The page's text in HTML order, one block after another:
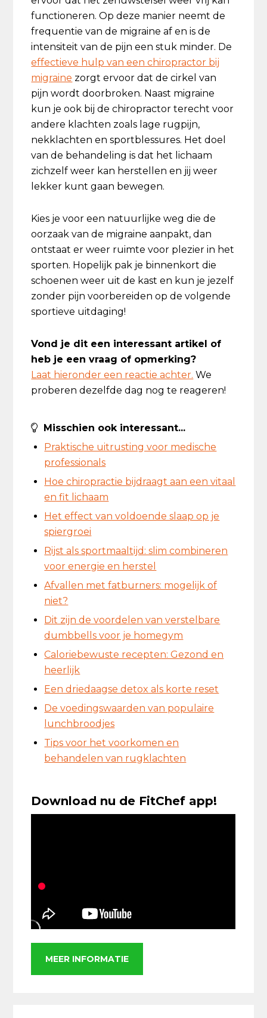
functioneren. Op deze manier neemt de
frequentie van de migraine af en is de
intensiteit van de pijn een stuk minder. De
effectieve hulp van een chiropractor bij
migraine zorgt ervoor dat de cirkel van
pijn wordt doorbroken. Naast migraine
kun je ook bij de chiropractor terecht voor
andere klachten zoals lage rugpijn,
nekklachten en sportblessures. Het doel
van de behandeling is dat het lichaam
zichzelf weer kan herstellen en jij weer
lekker kunt gaan bewegen.
Kies je voor een natuurlijke weg die de
oorzaak van de migraine aanpakt, dan
ontstaat er weer ruimte voor plezier in het
sporten. Hopelijk pak je binnenkort die
schoenen weer uit de kast en kun je jezelf
zonder pijn voorbereiden op de volgende
sportieve uitdaging!
Vond je dit een interessant artikel of
heb je een vraag of opmerking?
Laat hieronder een reactie achter. We
proberen dezelfde dag nog te reageren!
Misschien ook interessant...
Praktische uitrusting voor medische
professionals
Hoe chiropractie bijdraagt aan een vitaal
en fit lichaam
Het effect van voldoende slaap op je
spiergroei
Rijst als sportmaaltijd: slim combineren
voor energie en herstel
Afvallen met fatburners: mogelijk of
niet?
Dit zijn de voordelen van verstelbare
dumbbells voor je homegym
Caloriebewuste recepten: Gezond en
heerlijk
Een driedaagse detox als korte reset
De voedingswaarden van populaire
lunchbroodjes
Tips voor het voorkomen en
behandelen van rugklachten
Download nu de FitChef app!
MEER INFORMATIE